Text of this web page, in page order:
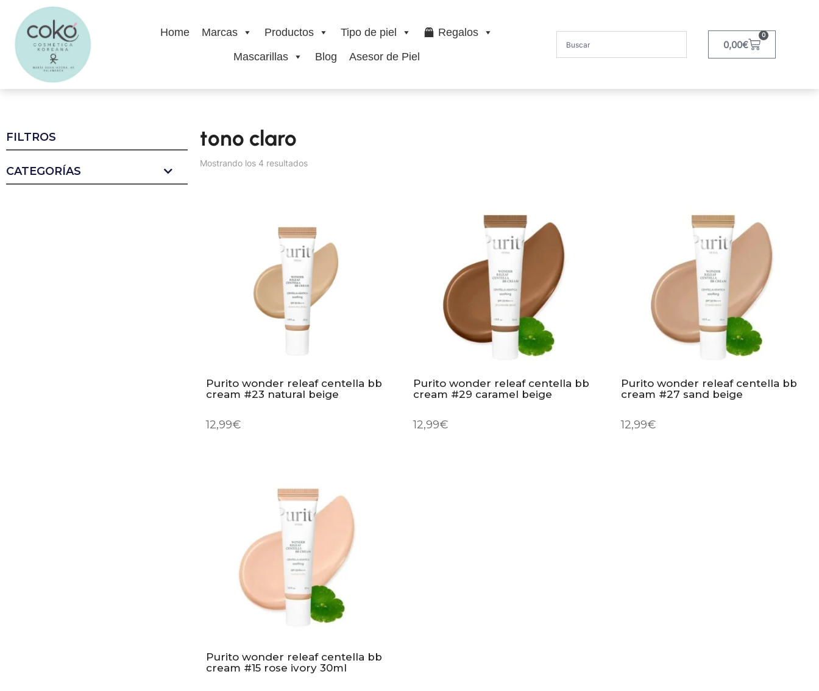
Home Marcas Productos Tipo de piel
Regalos
Mascarillas
Blog Asesor de Piel
0,00€
0
FILTROS
CATEGORÍAS
tono claro
Mostrando los 4 resultados
Purito wonder releaf centella bb
cream #23 natural beige
12,99€
Purito wonder releaf centella bb
cream #29 caramel beige
12,99€
Purito wonder releaf centella bb
cream #27 sand beige
12,99€
Purito wonder releaf centella bb
cream #15 rose ivory 30ml